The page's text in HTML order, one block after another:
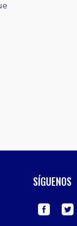
SÍGUENOS